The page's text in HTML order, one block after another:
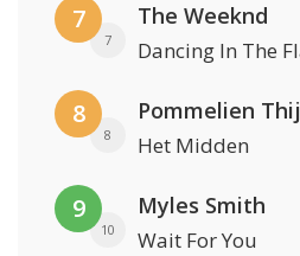
7
7
The Weeknd
Dancing In The
8
8
Pommelien
Het Midden
9
10
Myles Smith
Wait For You